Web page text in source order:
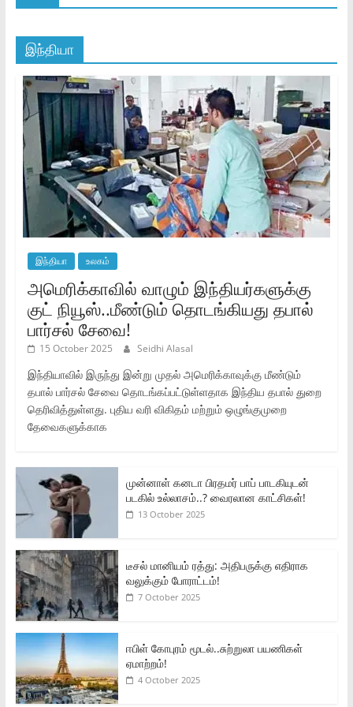
இந்தியா
இந்தியா உலகம்
அமெரிக்காவில் வாழும் இந்தியர்களுக்கு
குட் நியூஸ்..மீண்டும் தொடங்கியது தபால்
பார்சல் சேவை!
15 October 2025 Seidhi Alasal
இந்தியாவில் இருந்து இன்று முதல் அமெரிக்காவுக்கு மீண்டும்
தபால் பார்சல் சேவை தொடங்கப்பட்டுள்ளதாக இந்திய தபால் துறை
தெரிவித்துள்ளது. புதிய வரி விகிதம் மற்றும் ஒழுங்குமுறை
தேவைகளுக்காக
முன்னாள் கனடா பிரதமர் பாப் பாடகியுடன்
படகில் உல்லாசம்..? வைரலான காட்சிகள்!
13 October 2025
டீசல் மானியம் ரத்து: அதிபருக்கு எதிராக
வலுக்கும் போராட்டம்!
7 October 2025
ஈபிள் கோபுரம் மூடல்..சுற்றுலா பயணிகள்
ஏமாற்றம்!
4 October 2025